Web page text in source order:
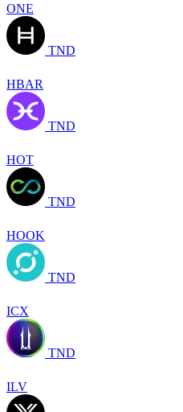
ONE
TND
HBAR
TND
HOT
TND
HOOK
TND
ICX
TND
ILV